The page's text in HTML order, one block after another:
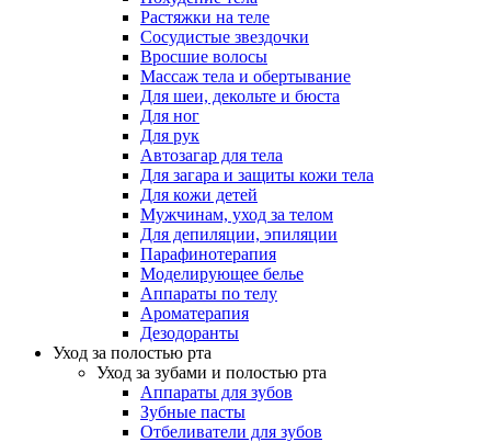
Растяжки на теле
Сосудистые звездочки
Вросшие волосы
Массаж тела и обертывание
Для шеи, декольте и бюста
Для ног
Для рук
Автозагар для тела
Для загара и защиты кожи тела
Для кожи детей
Мужчинам, уход за телом
Для депиляции, эпиляции
Парафинотерапия
Моделирующее белье
Аппараты по телу
Ароматерапия
Дезодоранты
Уход за полостью рта
Уход за зубами и полостью рта
Аппараты для зубов
Зубные пасты
Отбеливатели для зубов